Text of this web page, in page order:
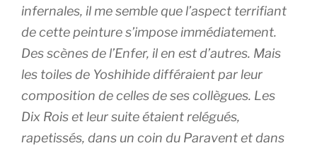
infernales, il me semble que l’aspect terrifiant
de cette peinture s’impose immédiatement.
Des scènes de l’Enfer, il en est d’autres. Mais
les toiles de Yoshihide différaient par leur
composition de celles de ses collègues. Les
Dix Rois et leur suite étaient relégués,
rapetissés, dans un coin du Paravent et dans